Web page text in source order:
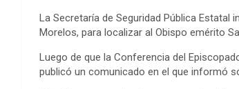
La Secretaría de Seguridad Pública
Morelos, para localizar al Obispo emérito
Luego de que la Conferencia del
publicó un comunicado en el que informó